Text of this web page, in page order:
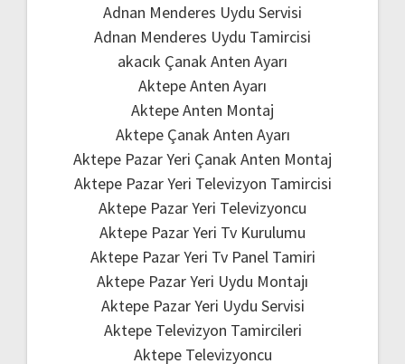
Adnan Menderes Uydu Servisi
Adnan Menderes Uydu Tamircisi
akacık Çanak Anten Ayarı
Aktepe Anten Ayarı
Aktepe Anten Montaj
Aktepe Çanak Anten Ayarı
Aktepe Pazar Yeri Çanak Anten Montaj
Aktepe Pazar Yeri Televizyon Tamircisi
Aktepe Pazar Yeri Televizyoncu
Aktepe Pazar Yeri Tv Kurulumu
Aktepe Pazar Yeri Tv Panel Tamiri
Aktepe Pazar Yeri Uydu Montajı
Aktepe Pazar Yeri Uydu Servisi
Aktepe Televizyon Tamircileri
Aktepe Televizyoncu